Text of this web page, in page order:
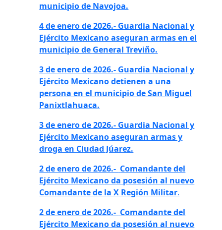
municipio de Navojoa.
4 de enero de 2026.- Guardia Nacional y
Ejército Mexicano aseguran armas en el
municipio de General Treviño.
3 de enero de 2026.- Guardia Nacional y
Ejército Mexicano detienen a una
persona en el municipio de San Miguel
Panixtlahuaca.
3 de enero de 2026.- Guardia Nacional y
Ejército Mexicano aseguran armas y
droga en Ciudad Júarez.
2 de enero de 2026.- Comandante del
Ejército Mexicano da posesión al nuevo
Comandante de la X Región Militar.
2 de enero de 2026.- Comandante del
Ejército Mexicano da posesión al nuevo